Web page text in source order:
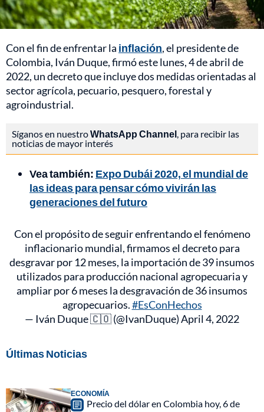
Con el fin de enfrentar la inflación, el presidente de
Colombia, Iván Duque, firmó este lunes, 4 de abril de
2022, un decreto que incluye dos medidas orientadas al
sector agrícola, pecuario, pesquero, forestal y
agroindustrial.
Síganos en nuestroWhatsApp Channel , para recibir las
noticias de mayor interés
Vea también: Expo Dubái 2020, el mundial de
las ideas para pensar cómo vivirán las
generaciones del futuro
Con el propósito de seguir enfrentando el fenómeno
inflacionario mundial, firmamos el decreto para
desgravar por 12 meses, la importación de 39 insumos
utilizados para producción nacional agropecuaria y
ampliar por 6 meses la desgravación de 36 insumos
agropecuarios.#EsConHechos
— Iván Duque 🇨🇴 (@IvanDuque)April 4, 2022
Últimas Noticias
ECONOMÍA
Precio del dólar en Colombia hoy, 6 de